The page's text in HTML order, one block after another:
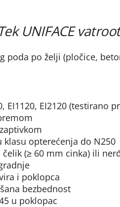
UNIFACE
poda po želji (pločice,
EI2120 (testirano
opterećenja do N250
(≥ 60 mm cinka) ili
i poklopca
bezbednost
u poklopac